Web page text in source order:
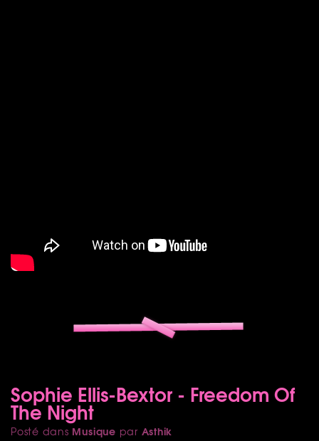
Sophie Ellis-Bextor - Freedom Of
The Night
Posté dans Musique par Asthik